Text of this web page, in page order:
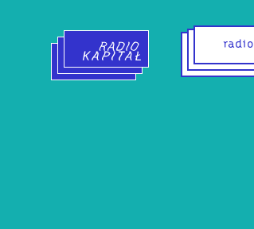
Radio Kapitał - strona główna
radio